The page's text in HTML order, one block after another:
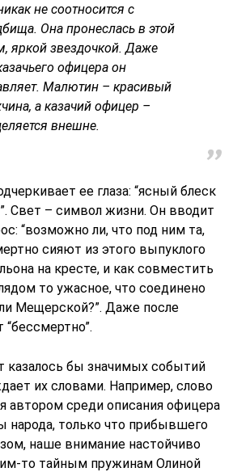
не соотносится с
Она пронеслась в этой
яркой звездочкой. Даже
офицера он
Малютин – красивый
а казачий офицер –
внешне.
ее глаза: “ясный блеск
Свет – символ жизни. Он вводит
“возможно ли, что под ним та,
сияют из этого выпуклого
на кресте, и как сов­местить
то ужасное, что соединено
Мещерской?”. Даже после
казалось бы значимых событий
их словами. Например, слово
автором среди описания офицера
народа, только что прибывшего
наше внимание настойчиво
то тайным пружинам Олиной